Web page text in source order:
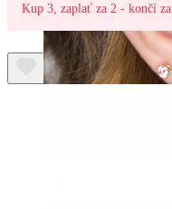
Kup 3, zaplať za 2 - končí za